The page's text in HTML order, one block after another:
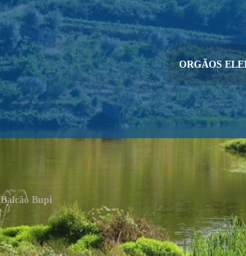
ORGÃOS
Balcão Bupi